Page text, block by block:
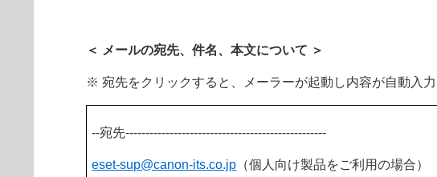
＜ メールの宛先、件名、本文について ＞
※ 宛先をクリックすると、メーラーが起動し内容が自動入
--宛先--------------------------------------------------
eset-sup@canon-its.co.jp （個人向け製品をご利用の場合）